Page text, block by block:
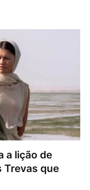
a lição de
Trevas que